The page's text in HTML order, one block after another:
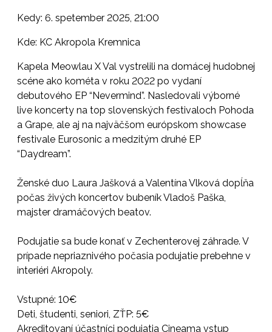
Kedy: 6. spetember 2025, 21:00
Kde: KC Akropola Kremnica
Kapela Meowlau X Val vystrelili na domácej hudobnej
scéne ako kométa v roku 2022 po vydaní
debutového EP “Nevermind”. Nasledovali výborné
live koncerty na top slovenských festivaloch Pohoda
a Grape, ale aj na najväčšom európskom showcase
festivale Eurosonic a medzitým druhé EP
“Daydream”.
Ženské duo Laura Jašková a Valentína Vlková dopĺňa
počas živých koncertov bubeník Vladoš Paška,
majster dramáčových beatov.
Podujatie sa bude konať v Zechenterovej záhrade. V
prípade nepriaznivého počasia podujatie prebehne v
interiéri Akropoly.
Vstupné: 10€
Deti, študenti, seniori, ZŤP: 5€
Akreditovaní účastníci podujatia Cineama vstup